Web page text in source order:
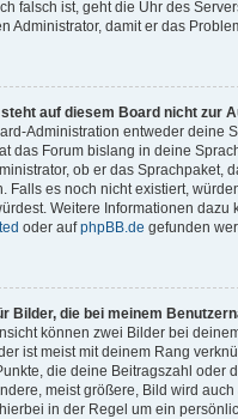
falsch ist, geht die Uhr des
Administrator, damit er das
auf diesem Board nicht zur
Administration entweder deine
das Forum bislang in deine
ob er das Sprachpaket,
Falls es noch nicht existiert,
Weitere Informationen dazu
oder aufphpBB.de gefunden
Bilder, die bei meinem
können zwei Bilder bei
ist meist mit deinem Rang
die deine Beitragszahl oder
meist größere, Bild wird auch
in der Regel um ein